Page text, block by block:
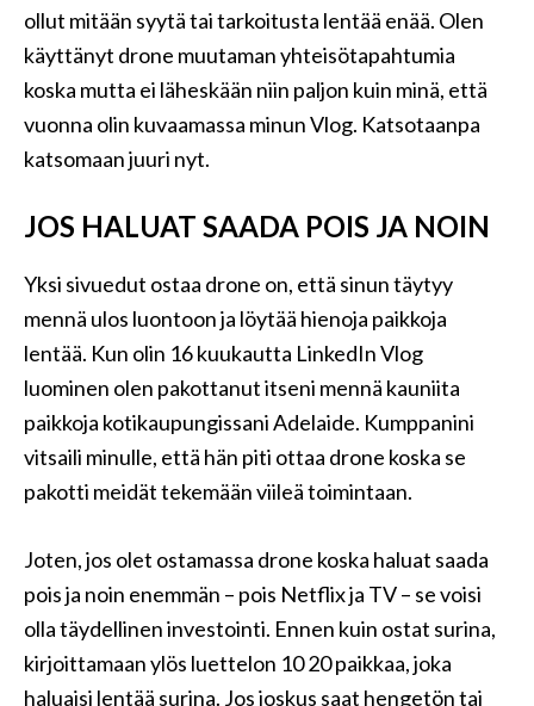
ollut mitään syytä tai tarkoitusta lentää enää. Olen
käyttänyt drone muutaman yhteisötapahtumia
koska mutta ei läheskään niin paljon kuin minä, että
vuonna olin kuvaamassa minun Vlog. Katsotaanpa
katsomaan juuri nyt.
JOS HALUAT SAADA POIS JA NOIN
Yksi sivuedut ostaa drone on, että sinun täytyy
mennä ulos luontoon ja löytää hienoja paikkoja
lentää. Kun olin 16 kuukautta LinkedIn Vlog
luominen olen pakottanut itseni mennä kauniita
paikkoja kotikaupungissani Adelaide. Kumppanini
vitsaili minulle, että hän piti ottaa drone koska se
pakotti meidät tekemään viileä toimintaan.
Joten, jos olet ostamassa drone koska haluat saada
pois ja noin enemmän – pois Netflix ja TV – se voisi
olla täydellinen investointi. Ennen kuin ostat surina,
kirjoittamaan ylös luettelon 10 20 paikkaa, joka
haluaisi lentää surina. Jos joskus saat hengetön tai